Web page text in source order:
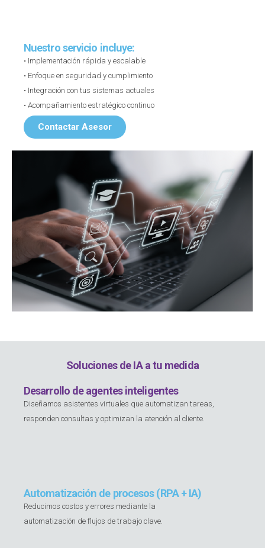
Nuestro servicio incluye:
• Implementación rápida y escalable
• Enfoque en seguridad y cumplimiento
• Integración con tus sistemas actuales
• Acompañamiento estratégico continuo
Contactar Asesor
Soluciones de IA a tu medida
Desarrollo de agentes inteligentes
Diseñamos asistentes virtuales que automatizan tareas,
responden consultas y optimizan la atención al cliente.
Automatización de procesos (RPA + IA)
Reducimos costos y errores mediante la
automatización de flujos de trabajo clave.